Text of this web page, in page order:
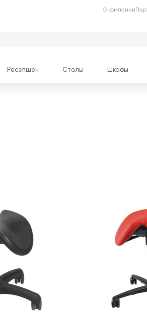
О компании
Ресепшен Столы Шкафы